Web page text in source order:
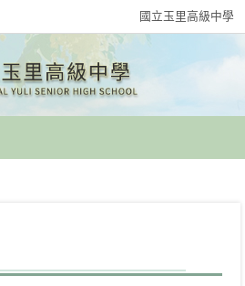
國立玉里高級中學